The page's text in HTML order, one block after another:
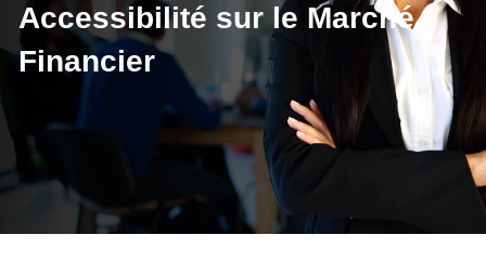
Accessibilité sur le Marché
Financier